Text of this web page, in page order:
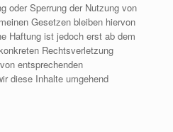
oder Sperrung der Nutzung von
Gesetzen bleiben hiervon
Haftung ist jedoch erst ab dem
Rechtsverletzung
entsprechenden
diese Inhalte umgehend